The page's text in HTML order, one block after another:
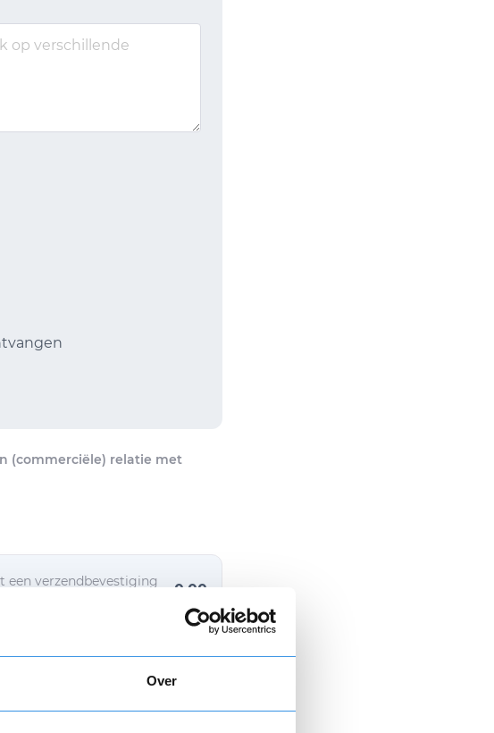
Over
(commerciële) relatie met
een verzendbevestiging
0,00